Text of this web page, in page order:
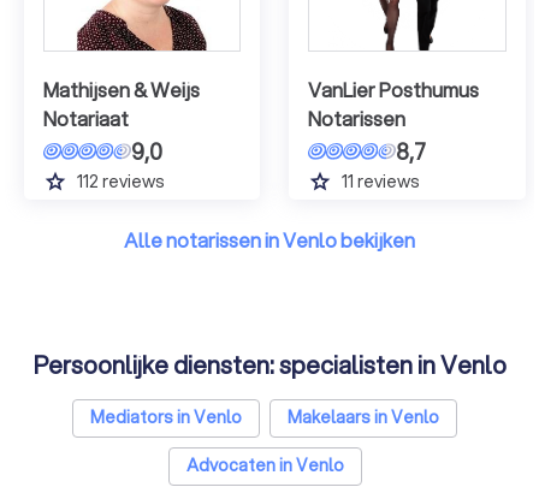
Mathijsen & Weijs
Notariaat
9,0
grade 112 reviews
VanLier Posthumus
Notarissen
8,7
grade 11 reviews
Alle notarissen in Venlo bekijken
Persoonlijke diensten: specialisten in Venlo
Mediators in Venlo
Makelaars in Venlo
Advocaten in Venlo